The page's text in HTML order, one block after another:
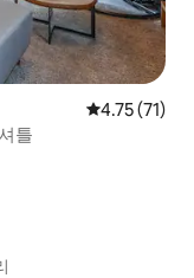
평점 4.75점
4.75 (71)
틀